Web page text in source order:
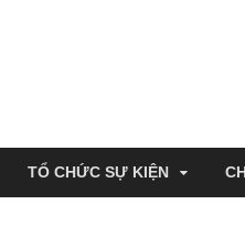
TỔ CHỨC SỰ KIỆN